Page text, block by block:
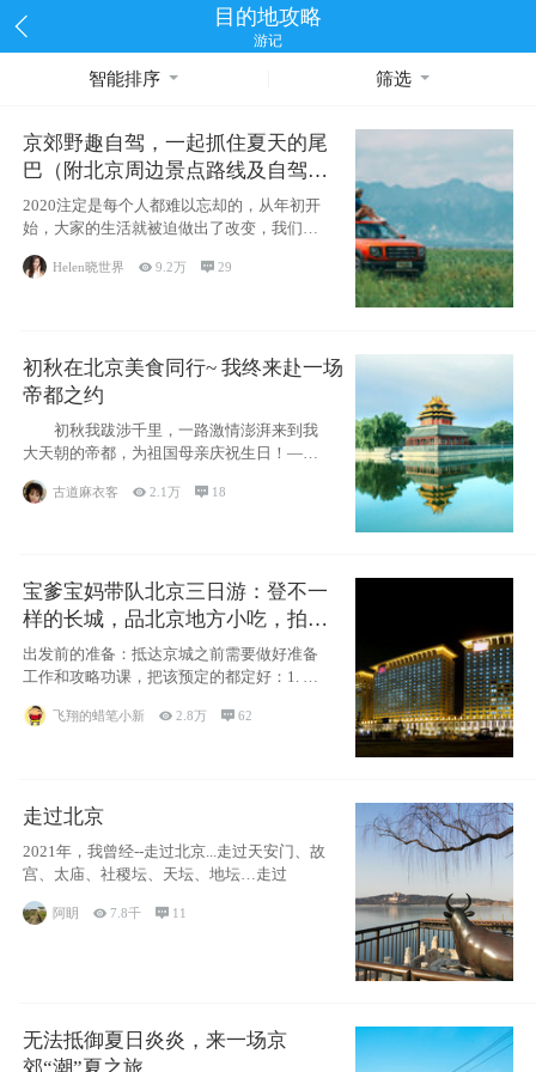
目的地攻略
游记
智能排序 筛选
京郊野趣自驾，一起抓住夏天的尾
巴（附北京周边景点路线及自驾攻
略）
2020注定是每个人都难以忘却的，从年初开
始，大家的生活就被迫做出了改变，我们也
不例外。本来双双辞职是为
Helen晓世界 9.2万 29
初秋在北京美食同行~ 我终来赴一场
帝都之约
初秋我跋涉千里，一路激情澎湃来到我
大天朝的帝都，为祖国母亲庆祝生日！——
古道麻衣客 2.1万  18
宝爹宝妈带队北京三日游：登不一
样的长城，品北京地方小吃，拍盘
古七星夜景！
出发前的准备：抵达京城之前需要做好准备
工作和攻略功课，把该预定的都定好：1. 酒
飞翔的蜡笔小新 2.8万 62
走过北京
2021年，我曾经--走过北京...走过天安门、故
宫、太庙、社稷坛、天坛、地坛…走过
阿眀 7.8千  11
无法抵御夏日炎炎，来一场京